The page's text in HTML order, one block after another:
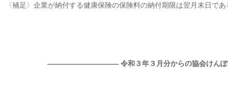
〈補足〉企業が納付する健康保険の保険料の納付期限は翌月末日で
―――――――――― 令和３年３月分からの協会け